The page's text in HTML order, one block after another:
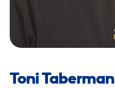
Toni Taberman